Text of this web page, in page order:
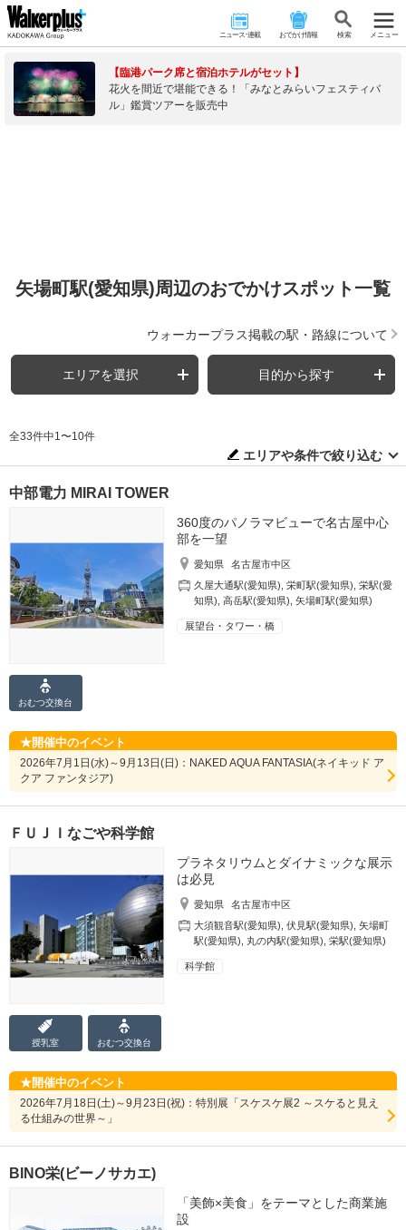
ニュース･連載 おでかけ情報 検 索 メニュー
【臨港パーク席と宿泊ホテルがセット】
花火を間近で堪能できる！「みなとみらいフェスティバ
ル」鑑賞ツアーを販売中
矢場町駅(愛知県)周辺のおでかけスポット一覧
ウォーカープラス掲載の駅・路線について
エリアを選択 目的から探す
全33件中1〜10件
エリアや条件で絞り込む
中部電力 MIRAI TOWER
360度のパノラマビューで名古屋中心
部を一望
愛知県
名古屋市中区
久屋大通駅(愛知県) ,栄町駅(愛知県) ,栄駅(愛
知県) ,高岳駅(愛知県) ,矢場町駅(愛知県)
展望台・タワー・橋
おむつ交換台
開催中のイベント
2026年7月1日(水)～9月13日(日)：NAKED AQUA FANTASIA(ネイキッド ア
クア ファンタジア)
ＦＵＪＩなごや科学館
プラネタリウムとダイナミックな展示
は必見
愛知県
名古屋市中区
大須観音駅(愛知県) ,伏見駅(愛知県) ,矢場町
駅(愛知県)
丸の内駅(愛知県) ,栄駅(愛知県)
科学館
授乳室 おむつ交換台
開催中のイベント
2026年7月18日(土)～9月23日(祝)：特別展「スケスケ展2 ～スケると見え
る仕組みの世界～」
BINO栄(ビーノサカエ)
「美飾×美食」をテーマとした商業施
設